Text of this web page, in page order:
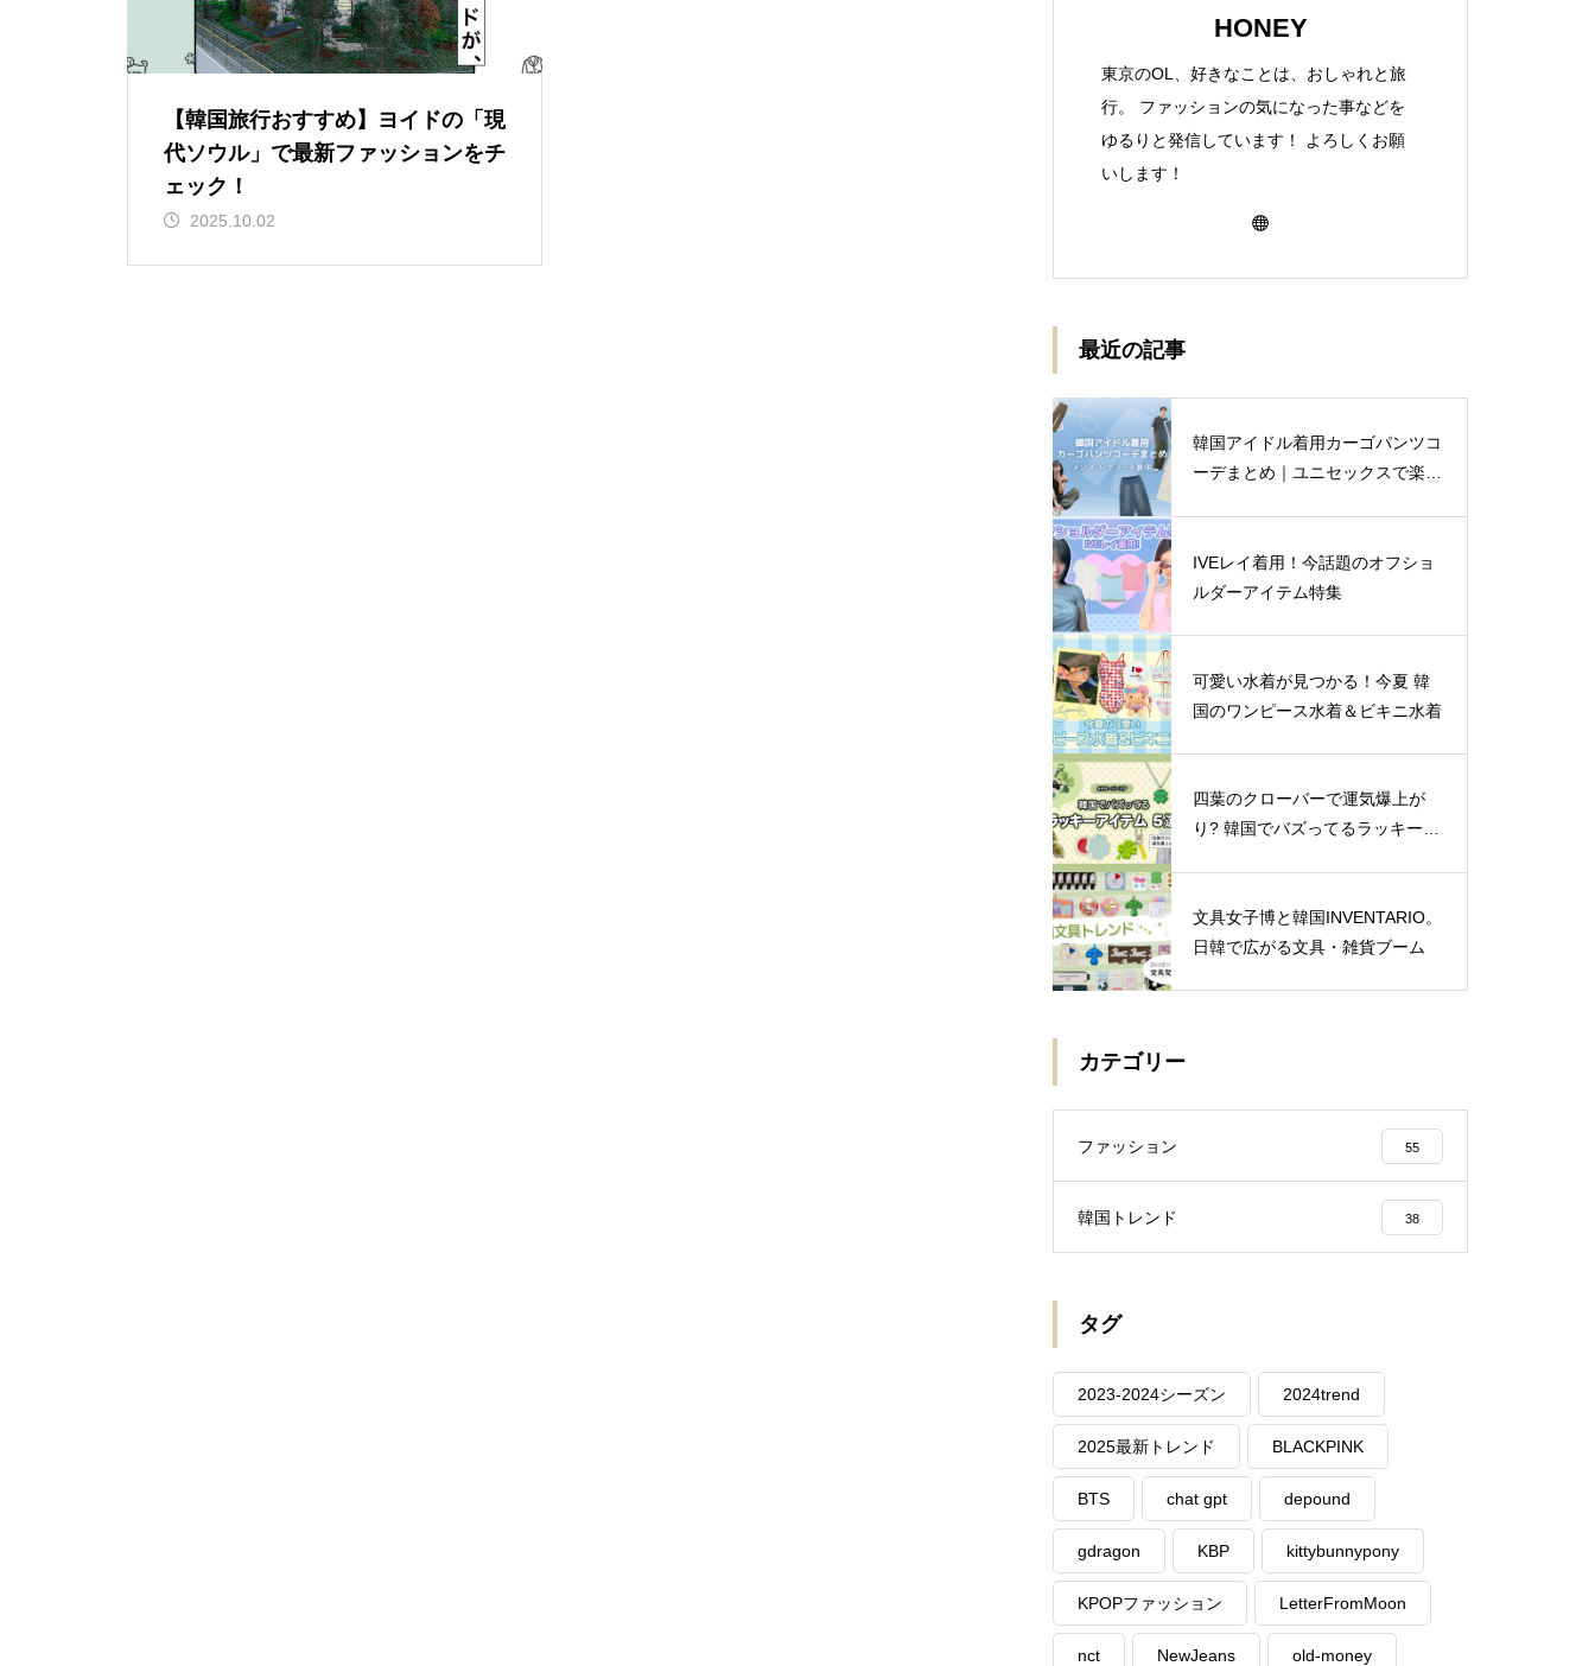
【韓国旅行おすすめ】ヨイドの「現
代ソウル」で最新ファッションをチ
ェック！
2025.10.02
HONEY
東京のOL、好きなことは、おしゃれと旅
行。 ファッションの気になった事などを
ゆるりと発信しています！ よろしくお願
いします！
最近の記事
韓国アイドル着用カーゴパンツコ
ーデまとめ｜ユニセックスで楽し
IVEレイ着用！今話題のオフショ
ルダーアイテム特集
可愛い水着が見つかる！今夏 韓
国のワンピース水着＆ビキニ水着
四葉のクローバーで運気爆上が
り? 韓国でバズってるラッキーア
文具女子博と韓国INVENTARIO。
日韓で広がる文具・雑貨ブーム
カテゴリー
ファッション 55
韓国トレンド 38
タグ
2023-2024シーズン 2024trend
2025最新トレンド BLACKPINK
BTS chat gpt depound
gdragon KBP kittybunnypony
KPOPファッション LetterFromMoon
nct NewJeans old-money